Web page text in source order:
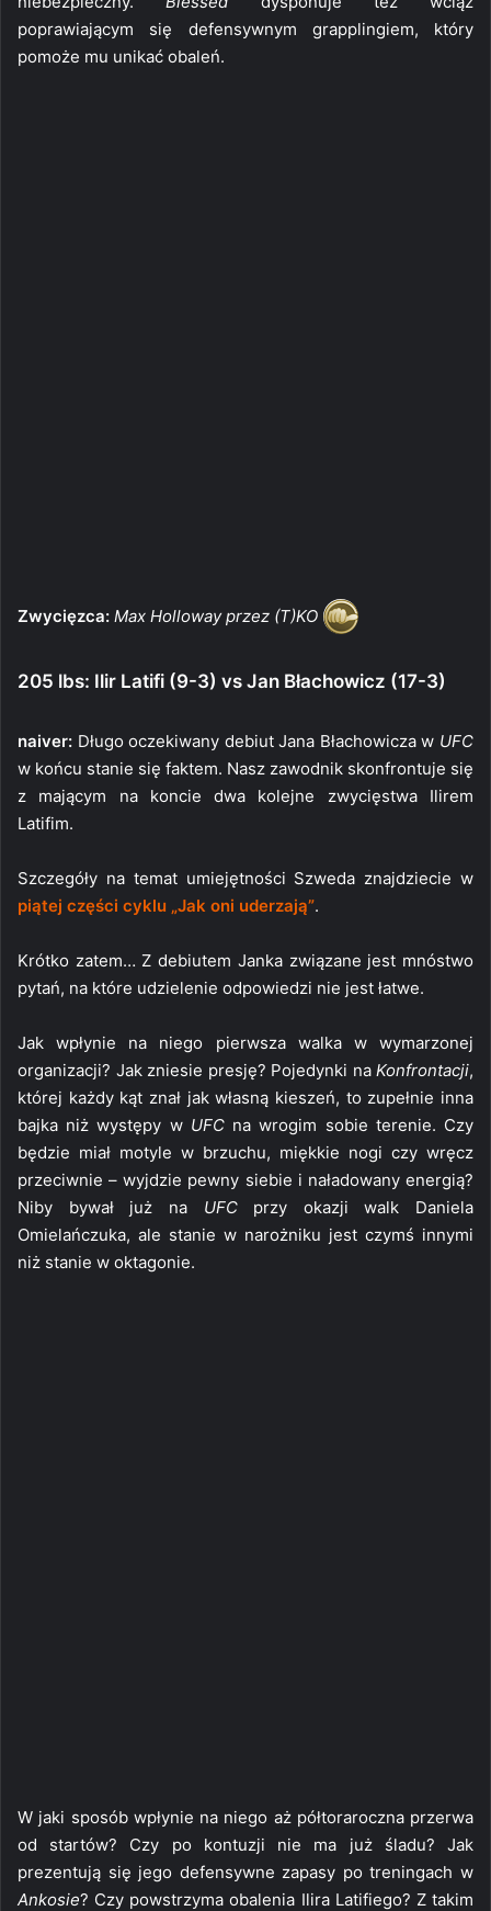
poprawiającym się defensywnym grapplingiem, który
pomoże mu unikać obaleń.
Zwycięzca: Max Holloway przez (T)KO
205 lbs: Ilir Latifi (9-3) vs Jan Błachowicz (17-3)
naiver: Długo oczekiwany debiut Jana Błachowicza w UFC
w końcu stanie się faktem. Nasz zawodnik skonfrontuje się
z mającym na koncie dwa kolejne zwycięstwa Ilirem
Latifim.
Szczegóły na temat umiejętności Szweda znajdziecie w
piątej części cyklu „Jak oni uderzają”.
Krótko zatem… Z debiutem Janka związane jest mnóstwo
pytań, na które udzielenie odpowiedzi nie jest łatwe.
Jak wpłynie na niego pierwsza walka w wymarzonej
organizacji? Jak zniesie presję? Pojedynki na Konfrontacji,
której każdy kąt znał jak własną kieszeń, to zupełnie inna
bajka niż występy w UFCna wrogim sobie terenie. Czy
będzie miał motyle w brzuchu, miękkie nogi czy wręcz
przeciwnie – wyjdzie pewny siebie i naładowany energią?
Niby bywał już na UFCprzy okazji walk Daniela
Omielańczuka, ale stanie w narożniku jest czymś innymi
niż stanie w oktagonie.
W jaki sposób wpłynie na niego aż półtoraroczna przerwa
od startów? Czy po kontuzji nie ma już śladu? Jak
prezentują się jego defensywne zapasy po treningach w
Ankosie? Czy powstrzyma obalenia Ilira Latifiego? Z takim